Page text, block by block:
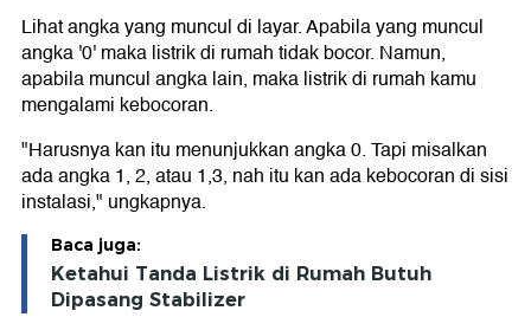
Lihat angka yang muncul di layar. Apabila yang muncul
angka '0' maka listrik di rumah tidak bocor. Namun,
apabila muncul angka lain, maka listrik di rumah kamu
mengalami kebocoran.
"Harusnya kan itu menunjukkan angka 0. Tapi misalkan
ada angka 1, 2, atau 1,3, nah itu kan ada kebocoran di sisi
instalasi," ungkapnya.
Baca juga:
Ketahui Tanda Listrik di Rumah Butuh
Dipasang Stabilizer